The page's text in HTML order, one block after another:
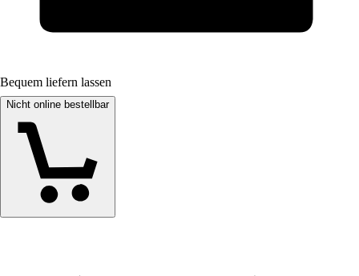
Bequem liefern lassen
Nicht online bestellbar